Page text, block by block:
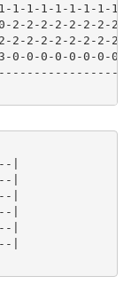
1-1-1-1-1-1-1-
2-2-2-2-2-2-2-
2-2-2-2-2-2-2-
0-0-0-0-0-0-0-
|
|
|
|
|
|